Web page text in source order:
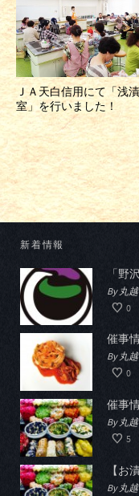
ＪＡ天白信用にて「浅
室」を行いました！
新着情報
By 丸
0
催事
By 丸
0
催事
By 丸
5
By 丸